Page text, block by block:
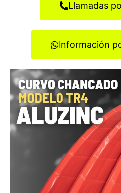
Llamadas
Información